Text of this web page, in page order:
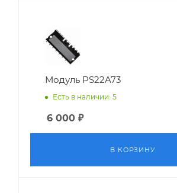
Модуль PS22A73
Есть в наличии: 5
6 000 ₽
В КОРЗИНУ